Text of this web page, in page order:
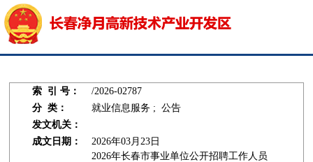
索 引 号：
/2026-02787
分 类：
就业信息服务 ; 公告
发文机关：
成文日期：
2026年03月23日
2026年长春市事业单位公开招聘工作人员